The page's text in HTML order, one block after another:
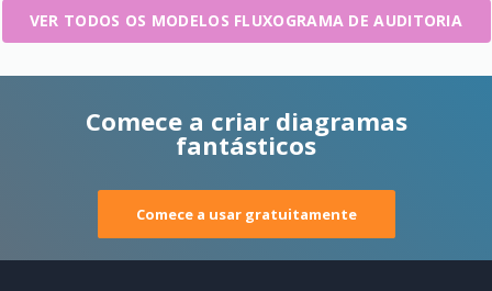
VER TODOS OS MODELOS FLUXOGRAMA DE AUDITORIA
Comece a criar diagramas
fantásticos
Comece a usar gratuitamente